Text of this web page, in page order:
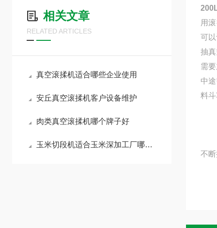
相关文章
RELATED ARTICLES
真空滚揉机适合哪些企业使用
安丘真空滚揉机客户设备维护
肉类真空滚揉机哪个牌子好
玉米切段机适合玉米深加工厂哪些玉米切段
用
可
抽
需
中
料
不